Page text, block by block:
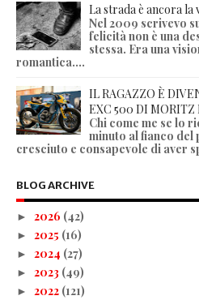
La strada è ancora la
Nel 2009 scrivevo
felicità non è una
stessa. Era una
romantica....
IL RAGAZZO È
EXC 500 DI MORITZ
Chi come me se lo
minuto al fianco
cresciuto e consapevole di aver
BLOG ARCHIVE
► 2026 (42)
► 2025 (16)
► 2024 (27)
► 2023 (49)
► 2022 (121)